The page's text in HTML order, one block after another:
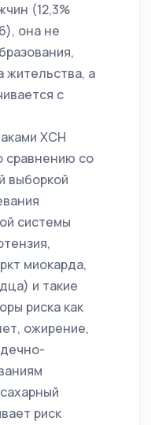
(12,3%
она не
жительства, а
с
ХСН
сравнению со
выборкой
системы
миокарда,
и такие
риска как
ожирение,
риск